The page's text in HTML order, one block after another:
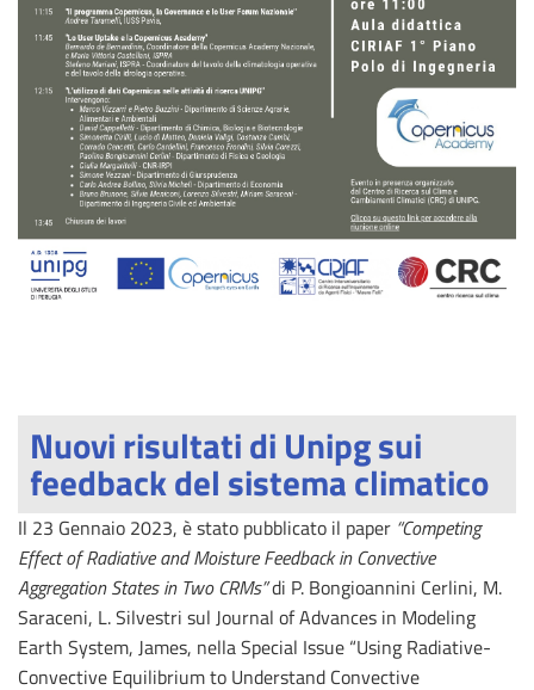
Nuovi risultati di Unipg sui
feedback del sistema climatico
Il 23 Gennaio 2023, è stato pubblicato il paper “Competing
Effect of Radiative and Moisture Feedback in Convective
Aggregation States in Two CRMs”di P. Bongioannini Cerlini, M.
Saraceni, L. Silvestri sul Journal of Advances in Modeling
Earth System, James, nella Special Issue “Using Radiative-
Convective Equilibrium to Understand Convective